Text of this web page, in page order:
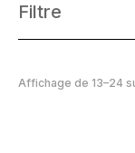
Filtre
Affichage de 13–24